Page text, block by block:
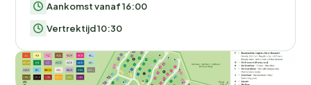
je over het Boomkroonpad, hoog tussen de
boomtoppen.
Culinair genieten op het park
Aankomst vanaf 16:00
Vertrektijd 10:30